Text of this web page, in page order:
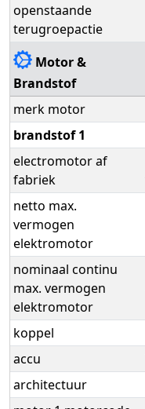
openstaande
terugroepactie
Motor &
Brandstof
merk motor
brandstof 1
electromotor af
fabriek
netto max.
vermogen
elektromotor
nominaal continu
max. vermogen
elektromotor
koppel
accu
architectuur